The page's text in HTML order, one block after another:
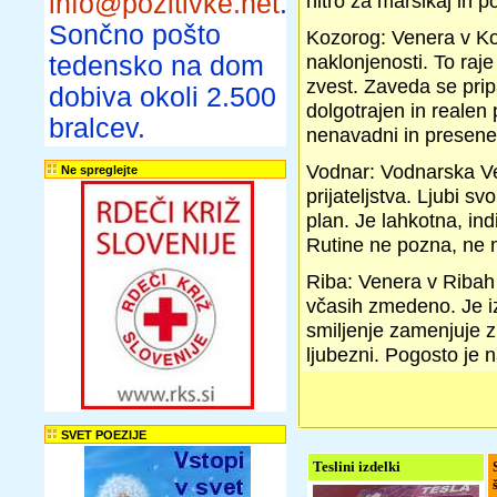
Sončno pošto
tedensko na dom
dobiva okoli 2.500
bralcev.
Ne spreglejte
SVET POEZIJE
Kozorog: Venera v
naklonjenosti. To
zvest. Zaveda se
dolgotrajen in realen
nenavadni in
Vodnar: Vodnarska
prijateljstva. Ljubi
plan. Je lahkotna,
Rutine ne pozna, ne
Riba: Venera v
včasih zmedeno. Je
smiljenje zamenjuje
ljubezni. Pogosto je
Teslini izdelki